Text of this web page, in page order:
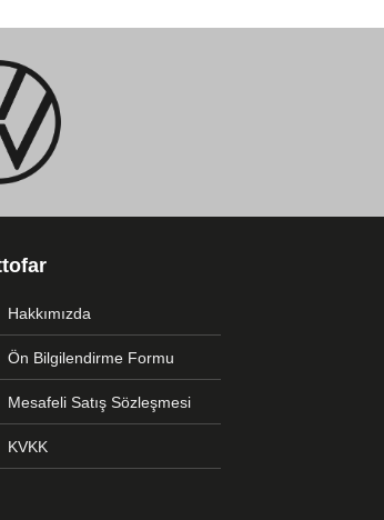
Hakkımızda
Ön Bilgilendirme Formu
Mesafeli Satış Sözleşmesi
KVKK